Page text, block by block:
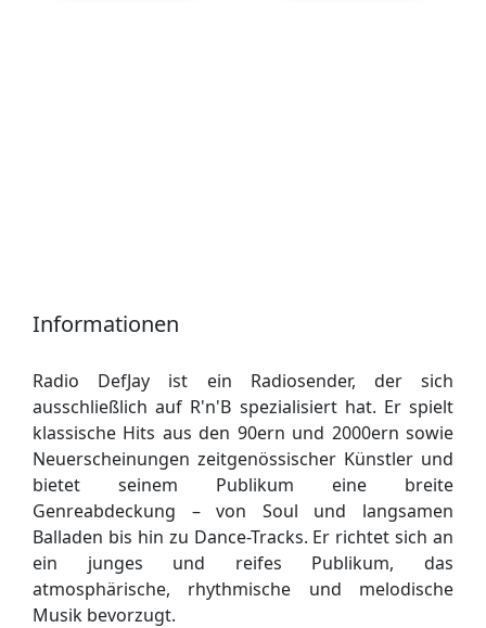
Informationen
Radio DefJay ist ein Radiosender, der sich
ausschließlich auf R'n'B spezialisiert hat. Er spielt
klassische Hits aus den 90ern und 2000ern sowie
Neuerscheinungen zeitgenössischer Künstler und
bietet seinem Publikum eine breite
Genreabdeckung – von Soul und langsamen
Balladen bis hin zu Dance-Tracks. Er richtet sich an
ein junges und reifes Publikum, das
atmosphärische, rhythmische und melodische
Musik bevorzugt.